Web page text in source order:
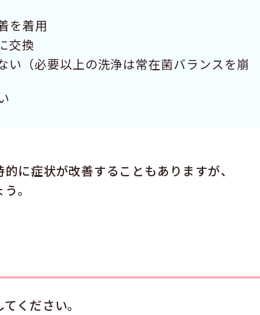
を着用
交換
い（必要以上の洗浄は常在菌バランスを崩
に症状が改善することもありますが、
。
ください。